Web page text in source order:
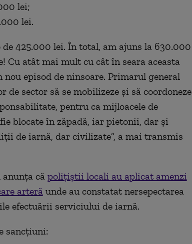
lei;
lei.
425.000 lei. În total, am ajuns la 630.000
Cu atât mai mult cu cât în seara aceasta
episod de ninsoare. Primarul general
sector să se mobilizeze şi să coordoneze
pentru ca mijloacele de
blocate în zăpadă, iar pietonii, dar şi
de iarnă, dar civilizate”, a mai transmis
că poliţiştii locali au aplicat amenzi
arterăunde au constatat nersepectarea
efectuării serviciului de iarnă.
sancţiuni: